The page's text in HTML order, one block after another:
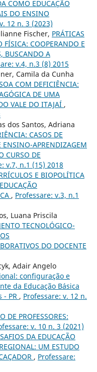
COMO EDUCAÇÃO
DO ENSINO
12 n. 3 (2023)
Fischer, PRÁTICAS
FÍSICA: COOPERANDO E
BUSCANDO A
v.4, n.3 (8) 2015
Camila da Cunha
COM DEFICIÊNCIA:
DE UMA
VALE DO ITAJAÍ ,
dos Santos, Adriana
CASOS DE
APRENDIZAGEM
CURSO DE
v.7, n.1 (15) 2018
E BIOPOLÍTICA
, Professare: v.3, n.1
Luana Priscila
TECNOLÓGICO-
DO DOCENTE
Adair Angelo
configuração e
da Educação Básica
PR , Professare: v. 12 n.
DE PROFESSORES:
v. 10 n. 3 (2021)
DA EDUCAÇÃO
UM ESTUDO
, Professare: